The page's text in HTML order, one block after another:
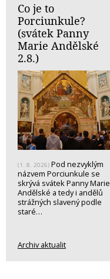
Co je to
Porciunkule?
(svátek Panny
Marie Andělské
2.8.)
(1. 8. 2026) Pod nezvyklým
názvem Porciunkule se
skrývá svátek Panny Marie
Andělské a tedy i andělů
strážných slavený podle
staré…
Archiv aktualit